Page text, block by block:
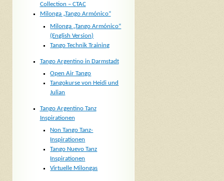
Collection – CTAC
Milonga „Tango Armónico“
Milonga „Tango Armónico“
(English Version)
Tango Technik Training
Tango Argentino in Darmstadt
Open Air Tango
Tangokurse von Heidi und
Julian
Tango Argentino Tanz
Inspirationen
Non Tango Tanz-
Inspirationen
Tango Nuevo Tanz
Inspirationen
Virtuelle Milongas